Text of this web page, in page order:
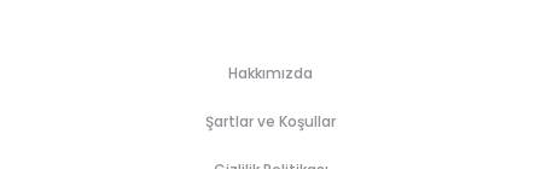
Hakkımızda
Şartlar ve Koşullar